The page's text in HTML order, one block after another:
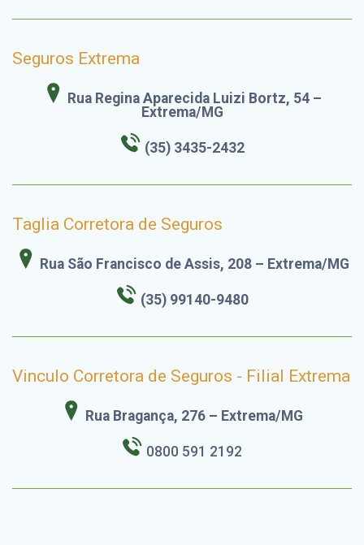
Seguros Extrema
Rua Regina Aparecida Luizi Bortz, 54 –
Extrema/MG
(35) 3435-2432
Taglia Corretora de Seguros
Rua São Francisco de Assis, 208 – Extrema/MG
(35) 99140-9480
Vinculo Corretora de Seguros - Filial Extrema
Rua Bragança, 276 – Extrema/MG
0800 591 2192